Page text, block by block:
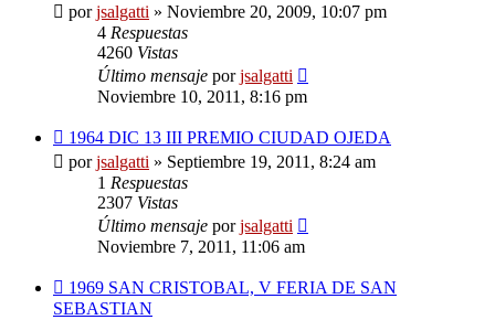
porjsalgatti » Noviembre 20, 2009, 10:07 pm
4 Respuestas
4260 Vistas
Último mensaje porjsalgatti
Noviembre 10, 2011, 8:16 pm
1964 DIC 13 III PREMIO CIUDAD OJEDA
porjsalgatti » Septiembre 19, 2011, 8:24 am
1 Respuestas
2307 Vistas
Último mensaje porjsalgatti
Noviembre 7, 2011, 11:06 am
1969 SAN CRISTOBAL, V FERIA DE SAN
SEBASTIAN